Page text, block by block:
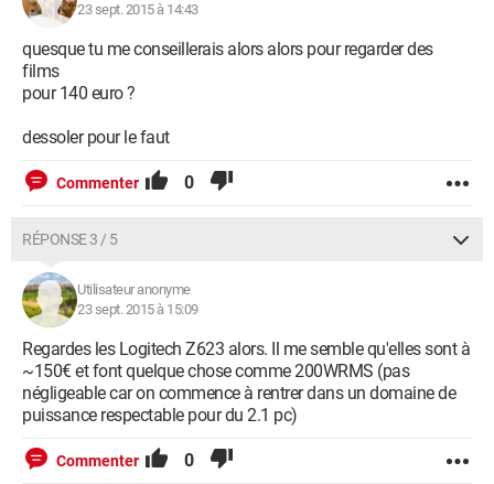
23 sept. 2015 à 14:43
quesque tu me conseillerais alors alors pour regarder des
films
pour 140 euro ?
dessoler pour le faut
Commenter 0
RÉPONSE 3 / 5
Utilisateur anonyme
23 sept. 2015 à 15:09
Regardes les Logitech Z623 alors. Il me semble qu'elles sont à
~150€ et font quelque chose comme 200WRMS (pas
négligeable car on commence à rentrer dans un domaine de
puissance respectable pour du 2.1 pc)
Commenter 0